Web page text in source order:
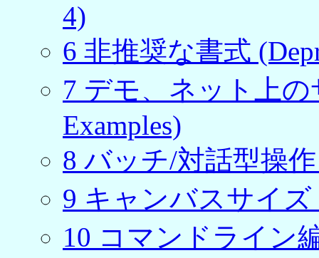
4)
6 非推奨な書式
7 デモ、ネット上の
Examples)
8 バッチ/対話型操作
9 キャンバスサイズ
10 コマンドライン